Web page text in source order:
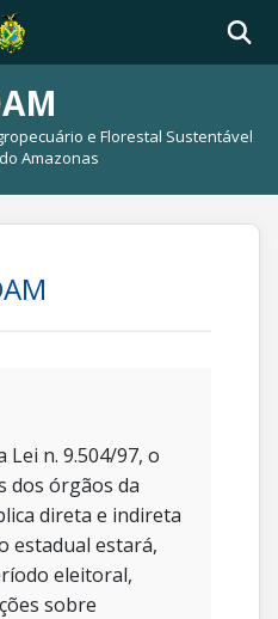
e Florestal Sustentável
Amazonas
Lei n. 9.504/97, o
dos órgãos da
direta e indireta
estadual estará,
eleitoral,
sobre